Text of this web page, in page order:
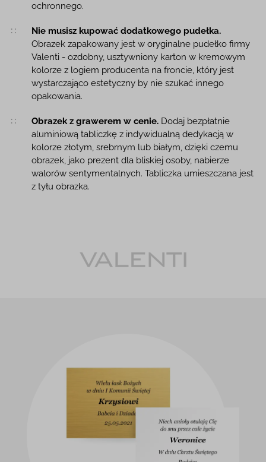
ochronnego.
Nie musisz kupować dodatkowego pudełka.
Obrazek zapakowany jest w oryginalne pudełko firmy
Valenti - ozdobny, usztywniony karton w kremowym
kolorze z logiem producenta na froncie, który jest
wystarczająco estetyczny by nie szukać innego
opakowania.
Obrazek z grawerem w cenie.Dodaj bezpłatnie
aluminiową tabliczkę z indywidualną dedykacją w
kolorze złotym, srebrnym lub białym, dzięki czemu
obrazek, jako prezent dla bliskiej osoby, nabierze
walorów sentymentalnych. Tabliczka umieszczana jest
z tyłu obrazka.